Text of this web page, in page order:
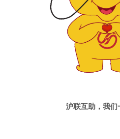
沪联互助，我们